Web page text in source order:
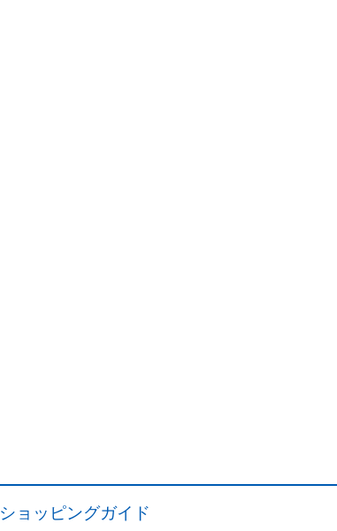
ショッピングガイド